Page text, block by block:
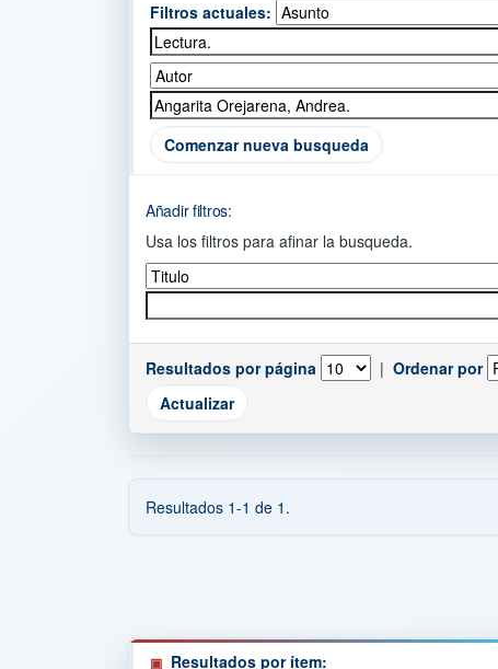
Filtros actuales:
Comenzar nueva busqueda
Añadir filtros:
Usa los filtros para afinar la busqueda.
Resultados por página | Ordenar por
Resultados 1-1 de 1.
Resultados por ítem: